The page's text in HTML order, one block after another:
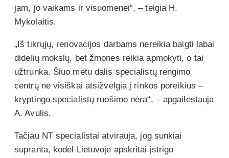
jam, jo vaikams ir visuomenei“, – teigia H.
Mykolaitis.
„Iš tikrųjų, renovacijos darbams nereikia baigti labai
didelių mokslų, bet žmones reikia apmokyti, o tai
užtrunka. Šiuo metu dalis specialistų rengimo
centrų ne visiškai atsižvelgia į rinkos poreikius –
kryptingo specialistų ruošimo nėra“, – apgailestauja
A. Avulis.
Tačiau NT specialistai atvirauja, jog sunkiai
supranta, kodėl Lietuvoje apskritai įstrigo